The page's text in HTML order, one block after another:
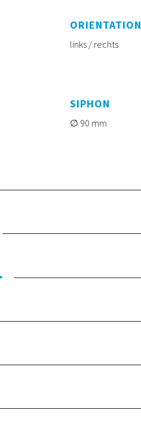
ORIENTATION
links / rechts
SIPHON
90 mm